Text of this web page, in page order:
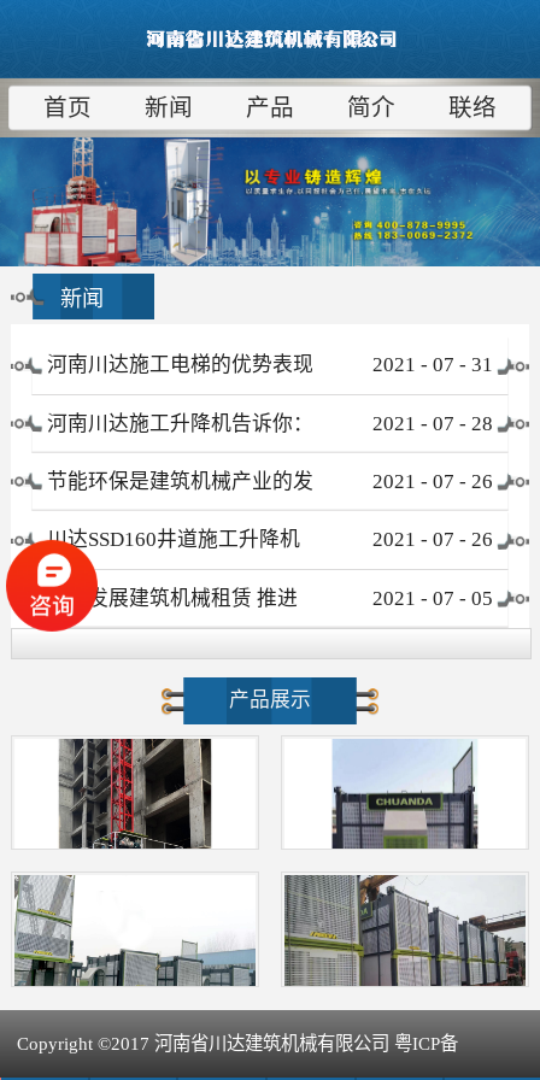
首页 新闻 产品 简介 联络
新闻
河南川达施工电梯的优势表现
在哪些方面
2021 - 07 - 31
河南川达施工升降机告诉你：
为什么租赁比采购更合算
2021 - 07 - 28
节能环保是建筑机械产业的发
展趋势
2021 - 07 - 26
川达SSD160井道施工升降机
介绍
2021 - 07 - 26
大力发展建筑机械租赁 推进
新型建筑工业化进程
2021 - 07 - 05
产品展示
Copyright ©2017 河南省川达建筑机械有限公司 粤ICP备